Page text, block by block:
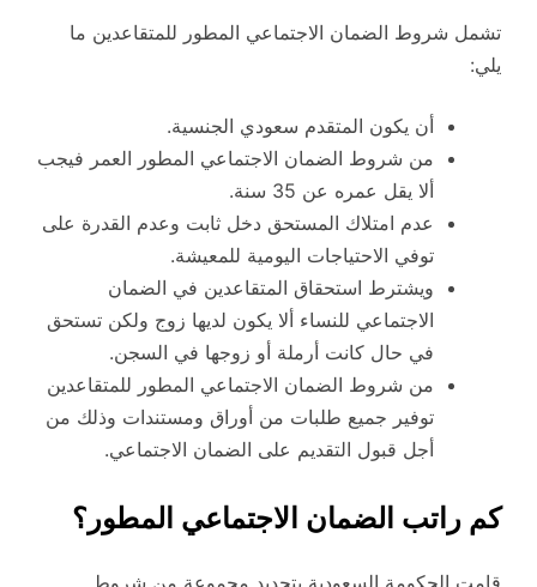
تشمل شروط الضمان الاجتماعي المطور للمتقاعدين ما
يلي:
أن يكون المتقدم سعودي الجنسية.
من شروط الضمان الاجتماعي المطور العمر فيجب
ألا يقل عمره عن 35 سنة.
عدم امتلاك المستحق دخل ثابت وعدم القدرة على
توفي الاحتياجات اليومية للمعيشة.
ويشترط استحقاق المتقاعدين في الضمان
الاجتماعي للنساء ألا يكون لديها زوج ولكن تستحق
في حال كانت أرملة أو زوجها في السجن.
من شروط الضمان الاجتماعي المطور للمتقاعدين
توفير جميع طلبات من أوراق ومستندات وذلك من
أجل قبول التقديم على الضمان الاجتماعي.
كم راتب الضمان الاجتماعي المطور؟